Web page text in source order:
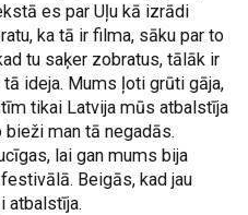
es par Uļu kā izrādi
ka tā ir filma, sāku par to
tu saķer zobratus, tālāk ir
ideja. Mums ļoti grūti gāja,
tikai Latvija mūs atbalstīja
man tā negadās.
lai gan mums bija
Beigās, kad jau
atbalstīja.